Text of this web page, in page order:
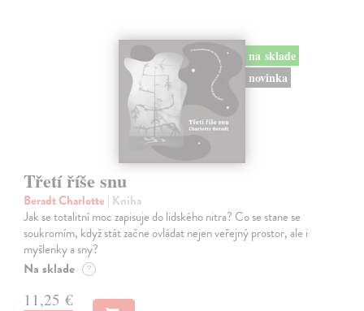
na sklade
novinka
Třetí říše snu
Beradt Charlotte | Kniha
Jak se totalitní moc zapisuje do lidského nitra? Co se stane se
soukromím, když stát začne ovládat nejen veřejný prostor, ale i
myšlenky a sny?
Na sklade ?
11,25 €